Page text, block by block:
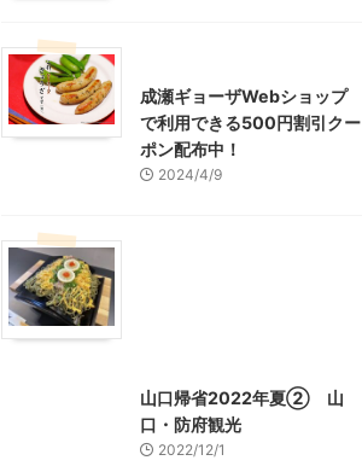
成瀬ギョーザWebショップ
で利用できる500円割引クー
ポン配布中！
2024/4/9
山口帰省2022年夏② 山
口・防府観光
2022/12/1